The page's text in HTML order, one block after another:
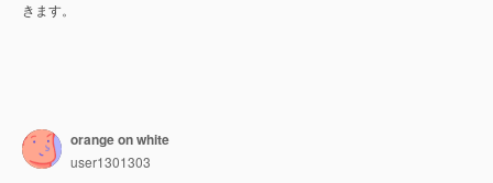
きます。
​​orange on white
user1301303